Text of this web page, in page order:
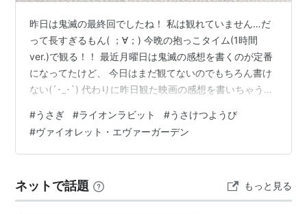
昨日は鬼滅の最終回でしたね！ 私は観れていません…だ
って長すぎるもん( ；∀；) 今晩の抱っこタイム(1時間
ver.)で観る！！ 最近月曜日は鬼滅の感想を書くのが定番
になってたけど、 今日はまだ観てないのでもちろん書け
ない(´･_･`) 代わりに昨日観た映画の感想を書いちゃう！
とスクロールさせちゃってね！ 観た映画は去年の11月に
金曜ロードショーで放送した、 『劇場版 ヴァイオレッ
ト・エヴァーガーデン』 実に7か月も観ずに温めていま
の！ だって録画するぐらいやし！！ でもヴァイオレッ
ト・エヴ…
#うさぎ #ライオンラビット #うさけつようび
#ヴァイオレット・エヴァーガーデン
ネットで話題 もっと見る